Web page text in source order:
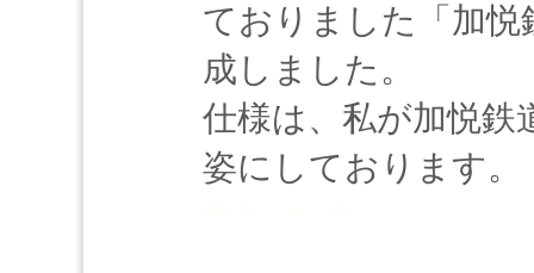
ておりました「加悦
成しました。
仕様は、私が加悦鉄
姿にしております。